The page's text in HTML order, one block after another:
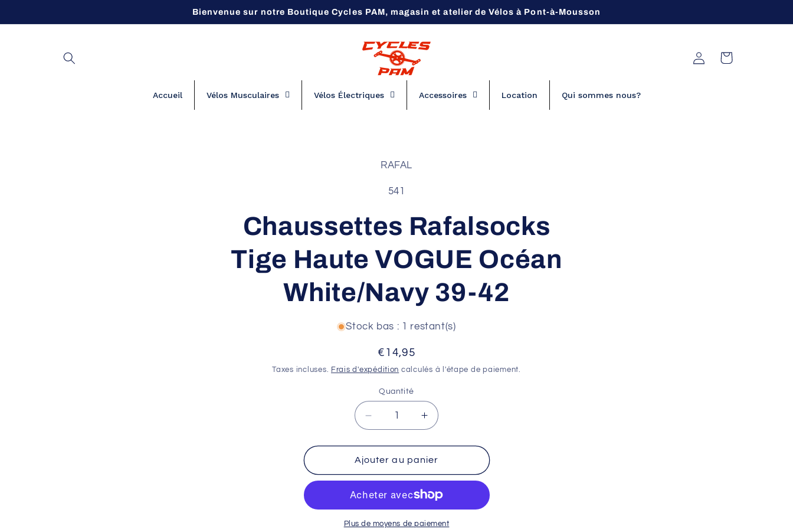
au
Bienvenue sur notre Boutique Cycles PAM, magasin et atelier de Vélos à Pont-à-Mousson
Accueil Vélos Musculaires Vélos Électriques Accessoires Location Qui sommes nous?
ConnexionPanier
RAFAL
SKU:
541
Chaussettes Rafalsocks
Tige Haute VOGUE Océan
White/Navy 39-42
Stock bas : 1 restant(s)
Prix
habituel
€14,95
Taxes incluses. Frais d'expédition calculés à l'étape de paiement.
Quantité
Réduire
la
quantité
de
Chaussettes
Tige
Haute
VOGUE
Augmenter
la
quantité
de
Chaussettes
Rafalsocks
Tige
Haute
VOGUE
Ajouter au panier
Plus de moyens de paiement